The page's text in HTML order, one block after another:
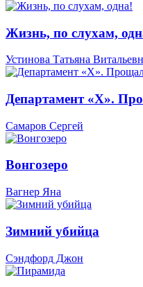
Жизнь, по слухам,
Устинова Татьяна
Департамент «Х».
Самаров Сергей
Вонгозеро
Вагнер Яна
Зимний убийца
Сэндфорд Джон